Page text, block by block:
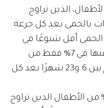
إلى 26% من الأطفال، الذين تراوح
بين 6 أشهر و5 سنوات بالحمى بعد كل جرعة
الحمى أقل شيوعًا في
تجربة "فايزر"، حيث تم الإبلاغ عنها في 7% فقط من
الأطفال الذين تراوح أعمارهم بين 6 و23 شهرًا بعد كل
تجربة "موديرنا"، عانى 62% من الأطفال الذين تراوح